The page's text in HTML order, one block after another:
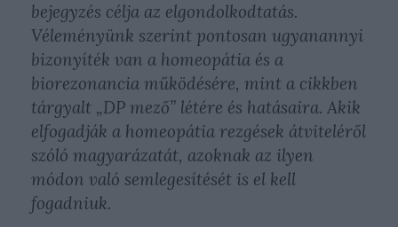
bejegyzés célja az elgondolkodtatás.
Véleményünk szerint pontosan ugyanannyi
bizonyíték van a homeopátia és a
biorezonancia működésére, mint a cikkben
tárgyalt „DP mező” létére és hatásaira. Akik
elfogadják a homeopátia rezgések átviteléről
szóló magyarázatát, azoknak az ilyen
módon való semlegesítését is el kell
fogadniuk.